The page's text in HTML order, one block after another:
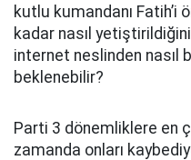
kutlu kumandanı Fatih’i
kadar nasıl
internet neslinden nasıl
beklenebilir?
Parti 3 dönemliklere en
zamanda onları